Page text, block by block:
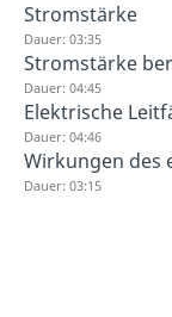
Stromstärke
Dauer: 03:35
Stromstärke
Dauer: 04:45
Elektrische
Dauer: 04:46
Wirkungen des
Dauer: 03:15